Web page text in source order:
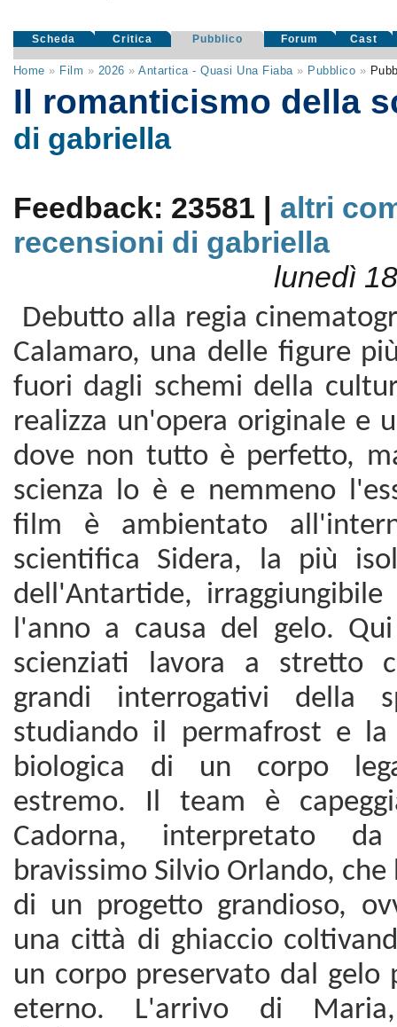
Scheda Critica Pubblico Forum Cast
Home » Film » 2026 »Antartica - Quasi Una Fiaba» Pubblico »
Il romanticismo della
di gabriella
Feedback: 23581 | altri
recensioni di gabriella
lunedì
Debutto alla regia
Calamaro, una delle figure
fuori dagli schemi della
realizza un'opera originale e
dove non tutto è perfetto,
scienza lo è e nemmeno
film è ambientato
scientifica Sidera, la più
dell'Antartide,
l'anno a causa del gelo.
scienziati lavora a stretto
grandi interrogativi della
studiando il permafrost e la
biologica di un corpo
estremo. Il team è
Cadorna, interpretato
bravissimo Silvio Orlando, che
di un progetto grandioso,
una città di ghiaccio
un corpo preservato dal gelo
eterno. L'arrivo di